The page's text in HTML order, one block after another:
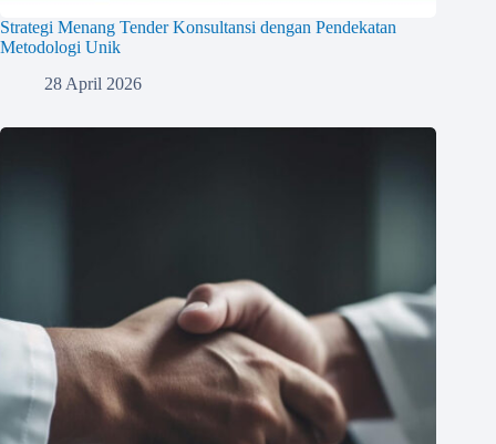
Strategi Menang Tender Konsultansi dengan Pendekatan
Metodologi Unik
28 April 2026